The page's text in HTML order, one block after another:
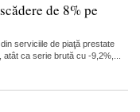
de 8% pe
serviciile de piaţă prestate
ca serie brută cu -9,2%,...